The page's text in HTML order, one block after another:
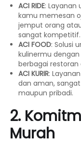
ACI RIDE:
kamu memesan
jemput orang
sangat kompetitif.
ACI FOOD: Solusi
kulinermu dengan
berbagai
ACI KURIR:
dan aman,
maupun pribadi.
2.
Murah